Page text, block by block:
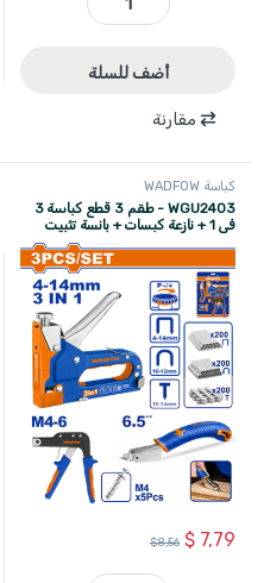
WLH3601 - بانسة كباسة حبسات جلد 6 انش 150 مم ماركة WADFOW quantity
أضف للسلة
مقارنة
كباسة WADFOW
WGU2403 - طقم 3 قطع كباسة 3
في 1 + نازعة كبسات + بانسة تثبيت
$7,79
$8,56